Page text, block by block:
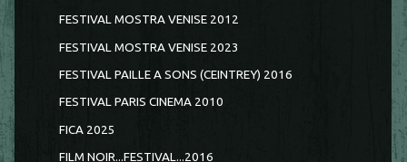
FESTIVAL MOSTRA VENISE 2012
FESTIVAL MOSTRA VENISE 2023
FESTIVAL PAILLE A SONS (CEINTREY) 2016
FESTIVAL PARIS CINEMA 2010
FICA 2025
FILM NOIR...FESTIVAL...2016